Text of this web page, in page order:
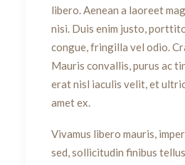
libero. Aenean a laoreet
nisi. Duis enim justo,
congue, fringilla vel odio.
Mauris convallis, purus ac
erat nisl iaculis velit, et
amet ex.
Vivamus libero mauris,
sed, sollicitudin finibus